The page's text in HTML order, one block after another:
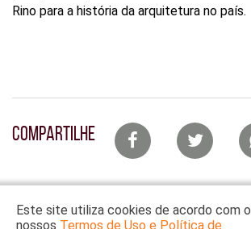
Rino para a história da arquitetura no país.
COMPARTILHELista
redes
Este site utiliza cookies de acordo com
nossos Termos de Uso e Política de